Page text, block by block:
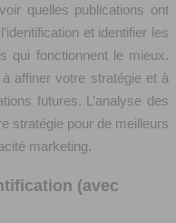
quelles publications ont
et identifier les
qui fonctionnent le mieux.
affiner votre stratégie et à
futures. L’analyse des
stratégie pour de meilleurs
marketing.
(avec